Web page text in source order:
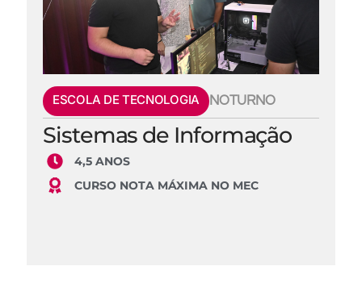
ESCOLA DE TECNOLOGIA NOTURNO
Sistemas de Informação
4,5 ANOS
CURSO NOTA MÁXIMA NO MEC